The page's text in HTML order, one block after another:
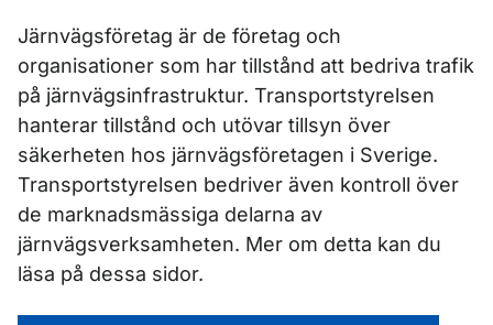
Järnvägsföretag är de företag och
organisationer som har tillstånd att bedriva trafik
på järnvägsinfrastruktur. Transportstyrelsen
hanterar tillstånd och utövar tillsyn över
säkerheten hos järnvägsföretagen i Sverige.
Transportstyrelsen bedriver även kontroll över
de marknadsmässiga delarna av
järnvägsverksamheten. Mer om detta kan du
läsa på dessa sidor.